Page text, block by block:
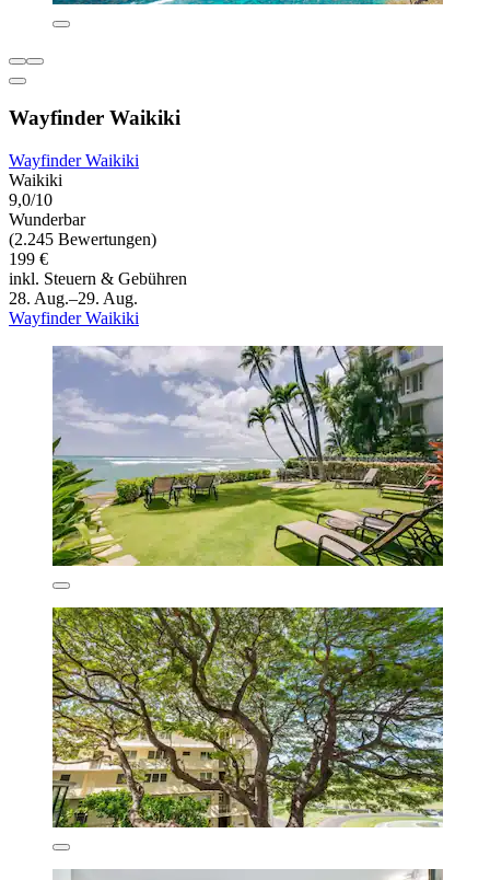
Wayfinder Waikiki
Wayfinder Waikiki
Waikiki
9,0/10
Wunderbar
(2.245 Bewertungen)
199 €
inkl. Steuern & Gebühren
28. Aug.–29. Aug.
Wayfinder Waikiki